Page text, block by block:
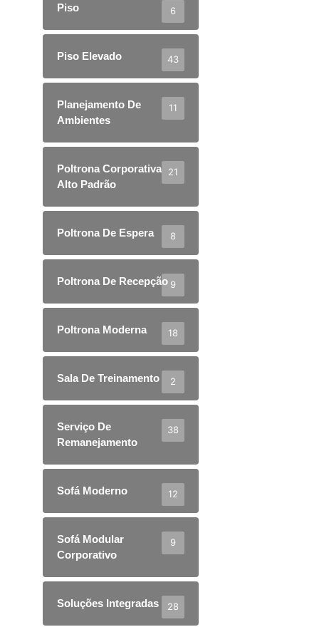
Piso 6
Piso Elevado 43
Planejamento De
Ambientes
11
Poltrona Corporativa
Alto Padrão
21
Poltrona De Espera 8
Poltrona De Recepção 9
Poltrona Moderna 18
Sala De Treinamento 2
Serviço De
Remanejamento
38
Sofá Moderno 12
Sofá Modular
Corporativo
9
Soluções Integradas 28